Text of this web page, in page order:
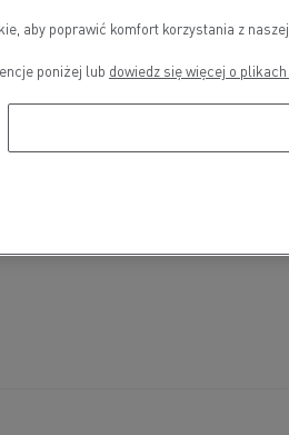
aby poprawić komfort korzystania z
poniżej lub dowiedz się więcej o